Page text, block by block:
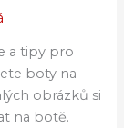
a tipy pro
boty na
obrázků si
na botě.